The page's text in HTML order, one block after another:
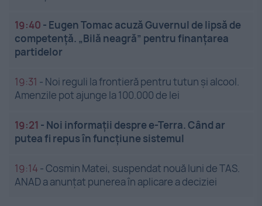
19:40 - Eugen Tomac acuză Guvernul de lipsă de
competență. „Bilă neagră” pentru finanțarea
partidelor
19:31 - Noi reguli la frontieră pentru tutun și alcool.
Amenzile pot ajunge la 100.000 de lei
19:21 - Noi informații despre e-Terra. Când ar
putea fi repus în funcțiune sistemul
19:14 -Cosmin Matei, suspendat nouă luni de TAS.
ANAD a anunțat punerea în aplicare a deciziei